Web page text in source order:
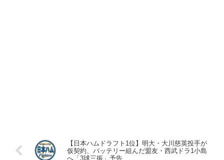
【日本ハムドラフト1位】明大・大川慈英投手が
仮契約、バッテリー組んだ盟友・西武ドラ1小島
へ「3球三振」予告